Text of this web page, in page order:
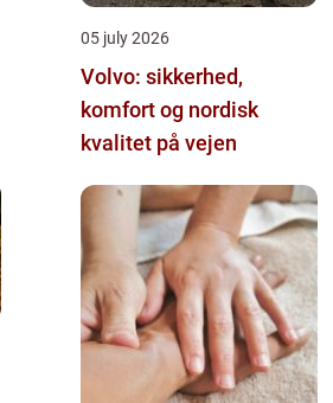
05 july 2026
Volvo: sikkerhed,
komfort og nordisk
kvalitet på vejen